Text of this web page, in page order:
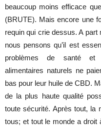
beaucoup moins efficace
(BRUTE). Mais encore une
requin qui crie dessus. A
nous pensons qu’il est
problèmes de santé et
alimentaires naturels ne
bas pour leur huile de CBD.
de la plus haute qualité
toute sécurité. Après tout, la
tous; et tout le monde a